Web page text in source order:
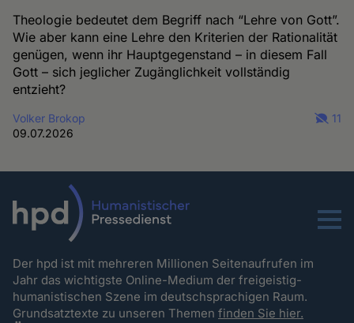
Theologie bedeutet dem Begriff nach “Lehre von Gott”.
Wie aber kann eine Lehre den Kriterien der Rationalität
genügen, wenn ihr Hauptgegenstand – in diesem Fall
Gott – sich jeglicher Zugänglichkeit vollständig
entzieht?
Volker Brokop
09.07.2026
11
Menu
Der hpd ist mit mehreren Millionen Seitenaufrufen im
Jahr das wichtigste Online-Medium der freigeistig-
humanistischen Szene im deutschsprachigen Raum.
Grundsatztexte zu unseren Themenfinden Sie hier.